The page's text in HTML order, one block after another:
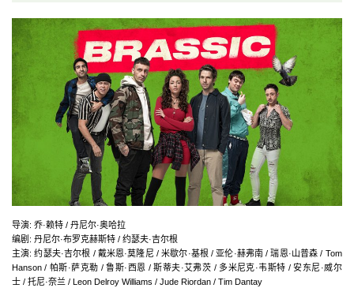
导演: 乔·赖特 / 丹尼尔·奥哈拉
编剧 : 丹尼尔·布罗克赫斯特 / 约瑟夫·吉尔根
主演:约瑟夫·吉尔根 / 戴米恩·莫隆尼 / 米歇尔·基根 / 亚伦·赫弗南 / 瑞恩·山普森 / Tom
Hanson / 帕斯·萨克勒 / 鲁斯·西恩 / 斯蒂夫·艾弗茨 / 多米尼克·韦斯特 / 安东尼·威尔
士 / 托尼·奈兰 / Leon Delroy Williams / Jude Riordan / Tim Dantay